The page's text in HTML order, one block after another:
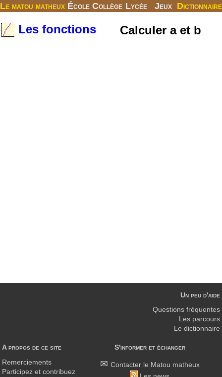
Le matou matheux École Collège Lycée Jeux Dictionnaire
Les fonctions Calculer a et b
A propos de ce site
Remerciements
Participez et contribuez
S'informer et échanger
Contacter le Matou matheux
Un peu d'aide
Questions fréquentes
Les parcours
Le dictionnaire